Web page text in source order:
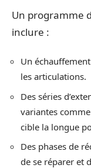
Un programme
inclure :
Un
les articulations.
Des séries
variantes
cible la longue
Des phases de
de se réparer et